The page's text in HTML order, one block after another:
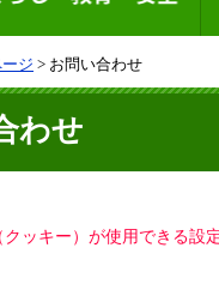
ージ > お問い合わせ
わせ
クッキー）が使用できる